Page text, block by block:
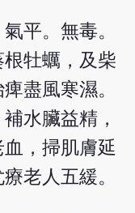
平。無毒。
牡蠣，及柴
盡風寒濕。
水臟益精，
，掃肌膚延
老人五緩。